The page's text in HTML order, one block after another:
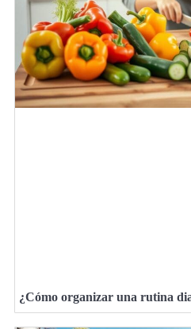
¿Cómo organizar una rutina